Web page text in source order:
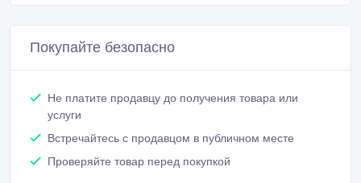
Покупайте безопасно
Не платите продавцу до получения товара или
услуги
Встречайтесь с продавцом в публичном месте
Проверяйте товар перед покупкой